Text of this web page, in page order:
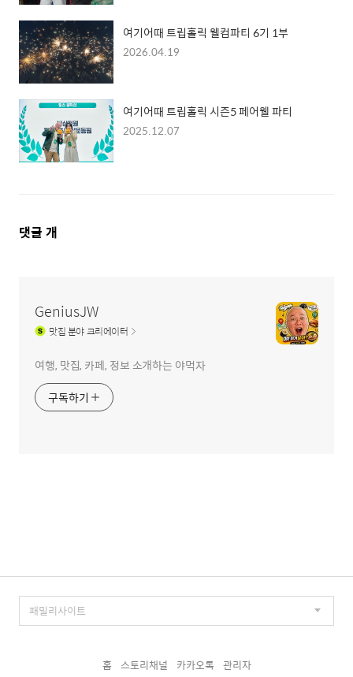
여기어때 트립홀릭 웰컴파티 6기 1부
2026.04.19
여기어때 트립홀릭 시즌5 페어웰 파티
2025.12.07
댓
댓글 개
GeniusJW
맛집분야 크리에이터
여행, 맛집, 카페, 정보 소개하는 야먹자
구독하기
홈 스토리채널 카카오톡 관리자